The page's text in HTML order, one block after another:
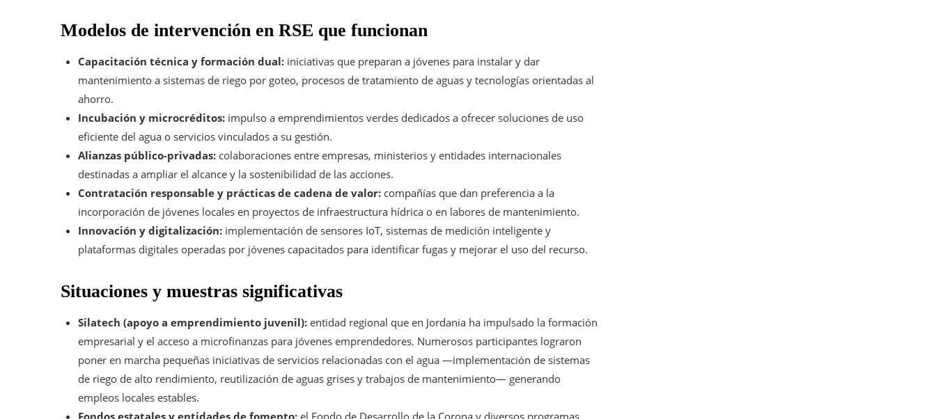
Modelos de intervención en RSE que funcionan
Capacitación técnica y formación dual: iniciativas que preparan a jóvenes para instalar y dar
mantenimiento a sistemas de riego por goteo, procesos de tratamiento de aguas y tecnologías orientadas al
ahorro.
Incubación y microcréditos: impulso a emprendimientos verdes dedicados a ofrecer soluciones de uso
eficiente del agua o servicios vinculados a su gestión.
Alianzas público-privadas: colaboraciones entre empresas, ministerios y entidades internacionales
destinadas a ampliar el alcance y la sostenibilidad de las acciones.
Contratación responsable y prácticas de cadena de valor: compañías que dan preferencia a la
incorporación de jóvenes locales en proyectos de infraestructura hídrica o en labores de mantenimiento.
Innovación y digitalización: implementación de sensores IoT, sistemas de medición inteligente y
plataformas digitales operadas por jóvenes capacitados para identificar fugas y mejorar el uso del recurso.
Situaciones y muestras significativas
Silatech (apoyo a emprendimiento juvenil): entidad regional que en Jordania ha impulsado la formación
empresarial y el acceso a microfinanzas para jóvenes emprendedores. Numerosos participantes lograron
poner en marcha pequeñas iniciativas de servicios relacionadas con el agua —implementación de sistemas
de riego de alto rendimiento, reutilización de aguas grises y trabajos de mantenimiento— generando
empleos locales estables.
Fondos estatales y entidades de fomento: el Fondo de Desarrollo de la Corona y diversos programas